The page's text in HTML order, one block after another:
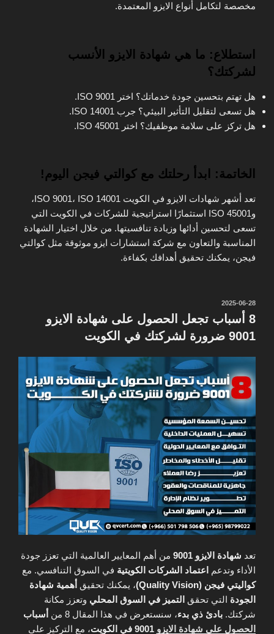
مخصصة لتكامل أنواع الايزو المعتمدة.
استطلاع: ما هي شهادة الايزو الأنسب
لشركتك؟
هل تهتم بتحسين جودة خدماتك؟ اختر ISO 9001.
هل تسعى لتقليل التأثير البيئي؟ جرب ISO 14001.
هل تركز على سلامة موظفيك؟ اختر ISO 45001.
الخاتمة: ابدأ رحلتك مع كوالتي فيجن اليوم!
تعد أشهر شهادات الايزو في الكويت ISO 9001، ISO 14001،
وISO 45001 استثمارًا استراتيجية للشركات في الكويت التي
تسعى لتحسين أدائها وزيادة تنافسيتها. من خلال اختيار الشهادة
المناسبة والتعاون مع شركة استشارات ايزو موثوقة مثل كوالتي
فيجن، يمكنك تحقيق أهدافك بكفاءة.
نُشر
في
2025-06-28
8 أسباب تجعل الحصول على شهادة الايزو
9001 ضرورة لشركتك في الكويت
تعد شهادة الايزو 9001
من أهم المعايير العالمية التي تعزز جودة
الأداء وتدعم
اعتماد الشركات الكويتية في السوق التنافسي. مع
كواليتي فيجن (Quality Vision)
، يمكنك تحقيق أهمية شهادة
الجودة التي تحقق التميز في السوق المحلي وتعزز مكانة
شركتك. بادئ ذي بدء، سنستعرض في هذا المقال 8 من
أسباب
الحصول على شهادة الايزو
، مع التركيز على